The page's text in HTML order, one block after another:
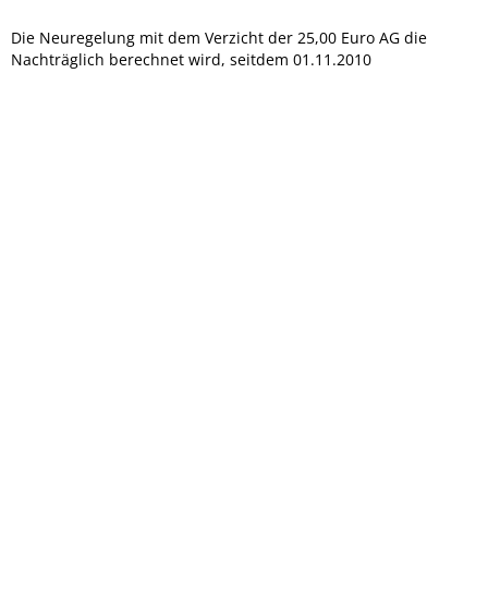
Die Neuregelung mit dem Verzicht der 25,00 Euro AG die
Nachträglich berechnet wird, seitdem 01.11.2010